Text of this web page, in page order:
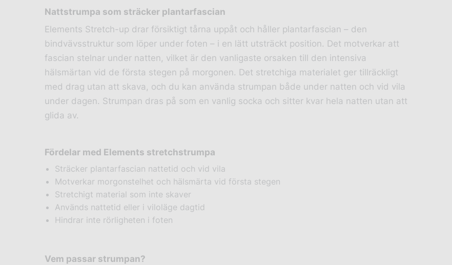
Nattstrumpa som sträcker plantarfascian
Elements Stretch-up drar försiktigt tårna uppåt och håller plantarfascian – den
bindvävsstruktur som löper under foten – i en lätt utsträckt position. Det motverkar att
fascian stelnar under natten, vilket är den vanligaste orsaken till den intensiva
hälsmärtan vid de första stegen på morgonen. Det stretchiga materialet ger tillräckligt
med drag utan att skava, och du kan använda strumpan både under natten och vid vila
under dagen. Strumpan dras på som en vanlig socka och sitter kvar hela natten utan att
glida av.
Fördelar med Elements stretchstrumpa
Sträcker plantarfascian nattetid och vid vila
Motverkar morgonstelhet och hälsmärta vid första stegen
Stretchigt material som inte skaver
Används nattetid eller i viloläge dagtid
Hindrar inte rörligheten i foten
Vem passar strumpan?